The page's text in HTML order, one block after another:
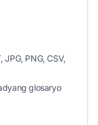
JPG, PNG, CSV,
glosaryo